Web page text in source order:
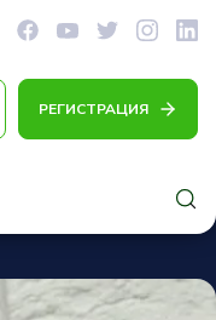
РЕГИСТРАЦИЯ